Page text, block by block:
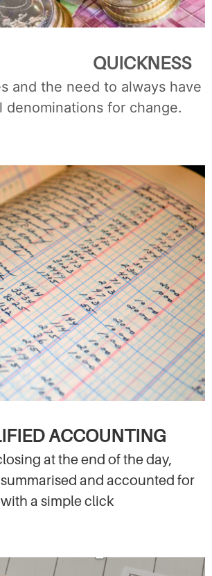
and the need to always have
denominations for change.
ACCOUNTING
at the end of the day,
and accounted for
with a simple click